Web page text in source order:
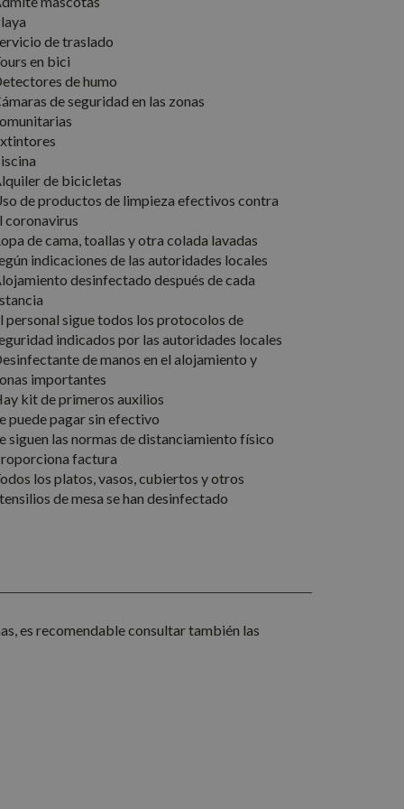
de traslado
en bici
de humo
de seguridad en las zonas
de bicicletas
de productos de limpieza efectivos contra
coronavirus
de cama, toallas y otra colada lavadas
indicaciones de las autoridades locales
desinfectado después de cada
personal sigue todos los protocolos de
indicados por las autoridades locales
de manos en el alojamiento y
importantes
kit de primeros auxilios
puede pagar sin efectivo
siguen las normas de distanciamiento físico
factura
los platos, vasos, cubiertos y otros
de mesa se han desinfectado
es recomendable consultar también las
de funcionalidad
usuario y la
lenguaje PHP.
se utiliza para
es un
puede ser
un estado
recordar las
visitantes. Es
el estado de la
Analytics,
análisis de
usuarios
como
de página en un
sesiones y
publicitarios,
sobre
que el usuario
sobre